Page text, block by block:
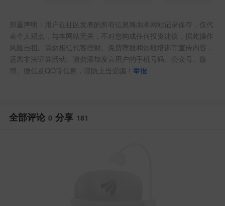
出行量也在快速增长。
中国电动汽车保有量目前位居全球之首，4
月的使用率也有所提升。中国充电联盟的
郑重声明：用户在社区发表的所有信息将由本网站记录保存，仅代
表个人观点，与本网站无关，不对您构成任何投资建议，据此操作
风险自担。请勿相信代客理财、免费荐股和炒股培训等宣传内容，
远离非法证券活动。请勿添加发言用户的手机号码、公众号、微
博、微信及QQ等信息，谨防上当受骗！举报